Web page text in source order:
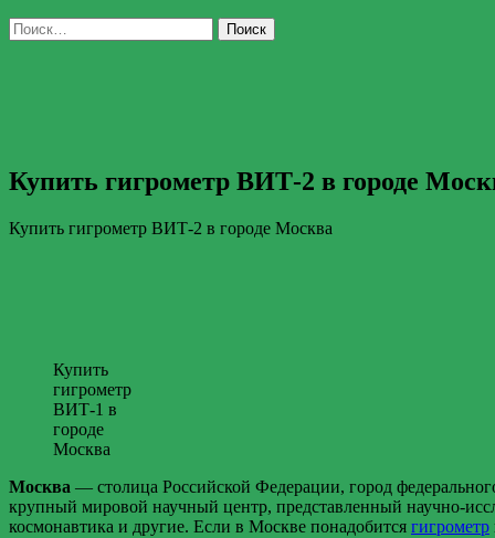
Найти:
Купить гигрометр ВИТ-2 в городе
Купить гигрометр ВИТ-2 в городе Москва
Купить
гигрометр
ВИТ-1 в
городе
Москва
Москва — столица Российской Федерации, город
крупный мировой научный центр, представленный научно-
космонавтика и другие. Если в Москве понадобится гигрометр